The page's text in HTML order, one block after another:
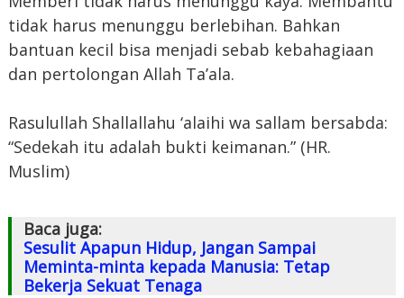
tidak harus menunggu berlebihan. Bahkan
bantuan kecil bisa menjadi sebab kebahagiaan
dan pertolongan Allah Ta’ala.
Rasulullah Shallallahu ‘alaihi wa sallam bersabda:
“Sedekah itu adalah bukti keimanan.” (HR.
Muslim)
Baca juga:
Sesulit Apapun Hidup, Jangan Sampai
Meminta-minta kepada Manusia: Tetap
Bekerja Sekuat Tenaga